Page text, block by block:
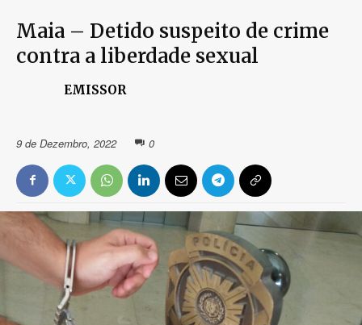
Maia – Detido suspeito de crime
contra a liberdade sexual
EMISSOR
9 de Dezembro, 2022 0